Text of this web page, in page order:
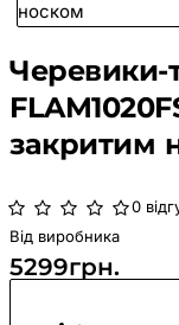
Черевики-
закритим
0
Від виробника
5299грн.